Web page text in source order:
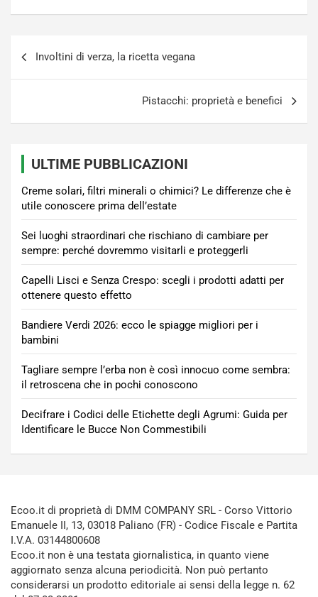
Involtini di verza, la ricetta vegana
Pistacchi: proprietà e benefici
ULTIME PUBBLICAZIONI
Creme solari, filtri minerali o chimici? Le differenze che è
utile conoscere prima dell’estate
Sei luoghi straordinari che rischiano di cambiare per
sempre: perché dovremmo visitarli e proteggerli
Capelli Lisci e Senza Crespo: scegli i prodotti adatti per
ottenere questo effetto
Bandiere Verdi 2026: ecco le spiagge migliori per i
bambini
Tagliare sempre l’erba non è così innocuo come sembra:
il retroscena che in pochi conoscono
Decifrare i Codici delle Etichette degli Agrumi: Guida per
Identificare le Bucce Non Commestibili
Ecoo.it di proprietà di DMM COMPANY SRL - Corso Vittorio
Emanuele II, 13, 03018 Paliano (FR) - Codice Fiscale e Partita
I.V.A. 03144800608
Ecoo.it non è una testata giornalistica, in quanto viene
aggiornato senza alcuna periodicità. Non può pertanto
considerarsi un prodotto editoriale ai sensi della legge n. 62